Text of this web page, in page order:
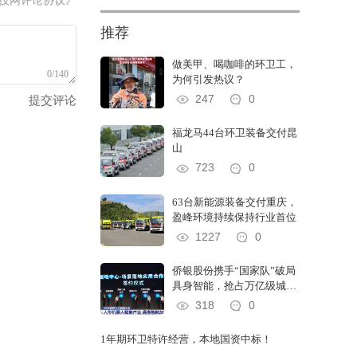
细化治理。
推荐
做美甲、喝咖啡的环卫工，
为何引发热议？
247 0
福龙马44台环卫装备交付昆
山
723 0
63台新能源装备交付重庆，
盈峰环境持续保持行业首位
1227 0
侨银股份携手“国家队”破局
具身智能，抢占万亿级城市
服务智能化“制空权”
318 0
1年期环卫特许经营，本地国资中标！
0/140
提交评论